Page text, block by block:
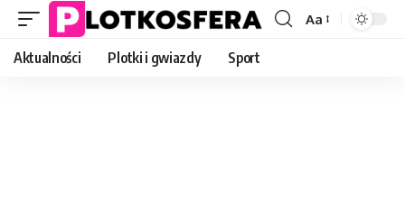
Font
Aa
Aktualności Plotki i gwiazdy Sport